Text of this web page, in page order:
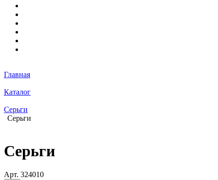
Главная
Каталог
Серьги
Серьги
Серьги
Арт. 324010